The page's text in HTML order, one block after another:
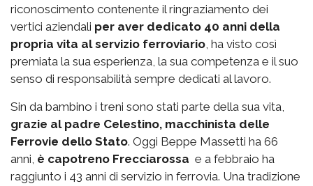
riconoscimento contenente il ringraziamento dei
vertici aziendali per aver dedicato 40 anni della
propria vita al servizio ferroviario, ha visto così
premiata la sua esperienza, la sua competenza e il suo
senso di responsabilità sempre dedicati al lavoro.
Sin da bambino i treni sono stati parte della sua vita,
grazie al padre Celestino, macchinista delle
Ferrovie dello Stato. Oggi Beppe Massetti ha 66
anni, è capotreno Frecciarossa e a febbraio ha
raggiunto i 43 anni di servizio in ferrovia. Una tradizione